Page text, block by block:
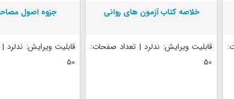
خلاصه کتاب آزمون های روانی
قابلیت ویرایش: ندلرد | تعداد صفحات:
50
جزوه اصول
قابلیت ویرایش:
50